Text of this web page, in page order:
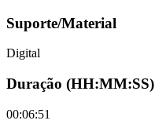
Suporte/Material
Digital
Duração (HH:MM:SS)
00:06:51